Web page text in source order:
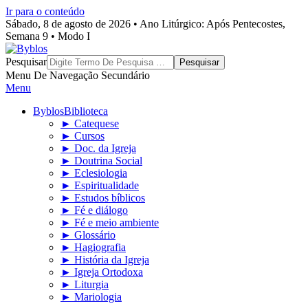
Ir para o conteúdo
Sábado, 8 de agosto de 2026 • Ano Litúrgico: Após Pentecostes,
Semana 9 • Modo I
Byblos
Pesquisar
Menu De Navegação Secundário
Menu
ByblosBiblioteca
► Catequese
► Cursos
► Doc. da Igreja
► Doutrina Social
► Eclesiologia
► Espiritualidade
► Estudos bíblicos
► Fé e diálogo
► Fé e meio ambiente
► Glossário
► Hagiografia
► História da Igreja
► Igreja Ortodoxa
► Liturgia
► Mariologia